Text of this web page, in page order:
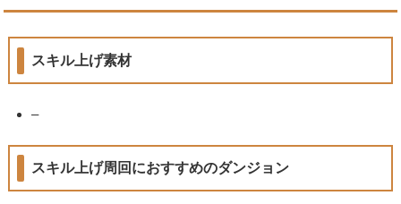
スキル上げ素材
–
スキル上げ周回におすすめのダンジョン